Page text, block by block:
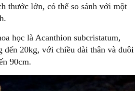
thước lớn, có thể so sánh với một
học là Acanthion subcristatum,
đến 20kg, với chiều dài thân và đuôi
90cm.